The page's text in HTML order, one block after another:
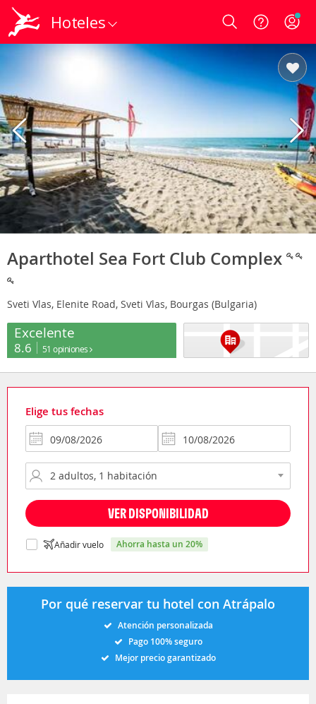
Hoteles Login
Aparthotel Sea Fort Club Complex
Sveti Vlas, Elenite Road, Sveti Vlas, Bourgas (Bulgaria)
Excelente
8.6 51 opiniones
Elige tus fechas
VER DISPONIBILIDAD
Añadir vuelo ahorra hasta un 20%
Por qué reservar tu hotel con Atrápalo
Atención personalizada
Pago 100% seguro
Mejor precio garantizado